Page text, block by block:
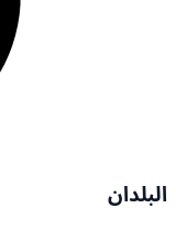
البلدان